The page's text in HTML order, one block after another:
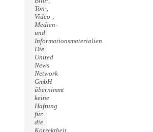
Ton-,
Video-,
Medien-
und
Informationsmaterialien.
Die
United
News
Network
GmbH
übernimmt
keine
Haftung
für
die
Korrektheit